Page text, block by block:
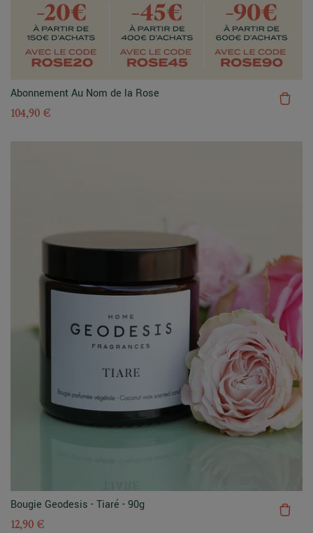
Abonnement Au Nom de la Rose
104,90 €
Bougie Geodesis - Tiaré - 90g
12,90 €